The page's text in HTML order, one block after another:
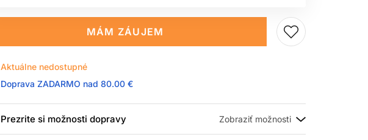
MÁM ZÁUJEM
Aktuálne nedostupné
Doprava ZADARMO nad 80.00 €
Prezrite si možnosti dopravy